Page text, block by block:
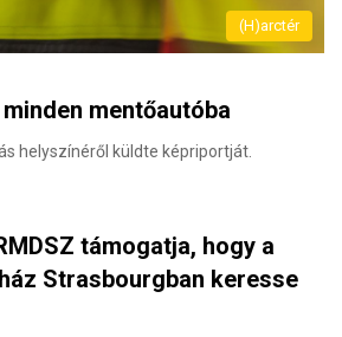
(H)arctér
mentőautóba
helyszínéről küldte képriportját.
támogatja, hogy a
Strasbourgban keresse